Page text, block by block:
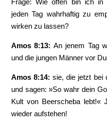
Frage: Wie offen bin ich in
jeden Tag wahrhaftig zu
wirken zu lassen?
Amos 8:13: ‭An jenem Tag
und die jungen Männer vor
Amos 8:14: ‭sie, die jetzt bei
und sagen: »So wahr dein
Kult von Beerscheba lebt!«
wieder aufstehen!